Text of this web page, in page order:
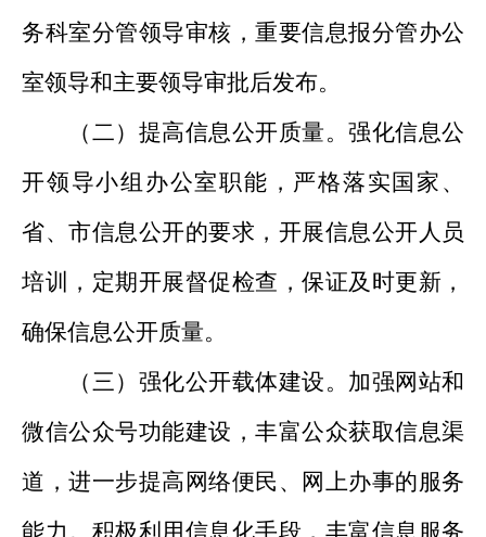
务科室分管领导审核，重要信息报分管办公
室领导和主要领导审批后发布。
（二）提高信息公开质量。强化信息公
开领导小组办公室职能，严格落实国家、
省、市信息公开的要求，开展信息公开人员
培训，定期开展督促检查，保证及时更新，
确保信息公开质量。
（三）强化公开载体建设。加强网站和
微信公众号功能建设，丰富公众获取信息渠
道，进一步提高网络便民、网上办事的服务
能力。积极利用信息化手段，丰富信息服务